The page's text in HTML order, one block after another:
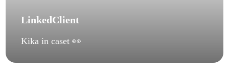
LinkedClient
Kika in caset 👀